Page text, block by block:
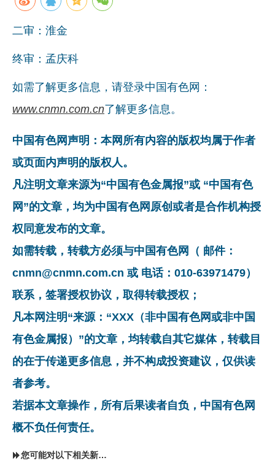
二审：淮金
终审：孟庆科
如需了解更多信息，请登录中国有色网：
www.cnmn.com.cn了解更多信息。
中国有色网声明：本网所有内容的版权均属于作者
或页面内声明的版权人。
凡注明文章来源为“中国有色金属报”或 “中国有色
网”的文章，均为中国有色网原创或者是合作机构授
权同意发布的文章。
如需转载，转载方必须与中国有色网（ 邮件：
cnmn@cnmn.com.cn 或 电话：010-63971479）
联系，签署授权协议，取得转载授权；
凡本网注明“来源：“XXX（非中国有色网或非中国
有色金属报）”的文章，均转载自其它媒体，转载目
的在于传递更多信息，并不构成投资建议，仅供读
者参考。
若据本文章操作，所有后果读者自负，中国有色网
概不负任何责任。
您可能对以下相关新闻同样感兴趣